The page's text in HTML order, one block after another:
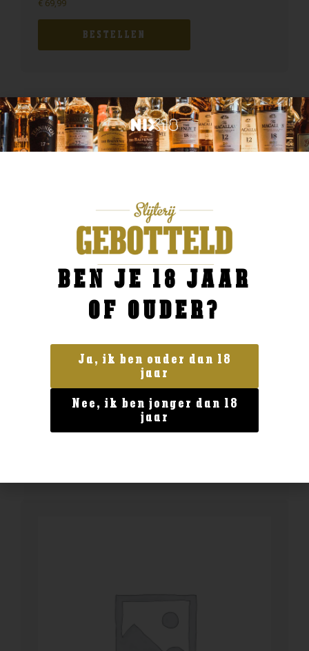
€ 69,99
BESTELLEN
Land van herkomst
BESTELLEN
BEN JE 18 JAAR
OF OUDER?
Ja, ik ben ouder dan 18
jaar
Nee, ik ben jonger dan 18
jaar